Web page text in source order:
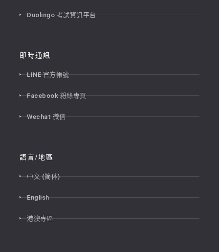
Duolingo 考試資訊平台
即時通訊
LINE 官方帳號
Facebook 粉絲專頁
Wechat 微信
語言/地區
中文 (简体)
English
港澳專區